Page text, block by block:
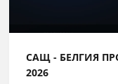
САЩ - БЕЛГИЯ
2026